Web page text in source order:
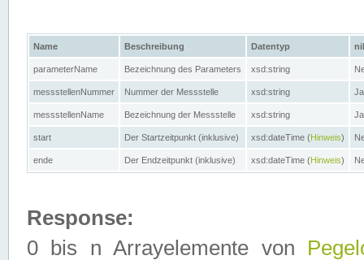
Name Beschreibung Datentyp nil
parameterName Bezeichnung des Parameters xsd:string
messstellenNummer Nummer der Messstelle xsd:string Ja
messstellenName Bezeichnung der Messstelle xsd:string Ja
start Der Startzeitpunkt (inklusive) xsd:dateTime (Hinweis)
ende Der Endzeitpunkt (inklusive) xsd:dateTime (Hinweis)
Response:
0 bis n Arrayelemente von